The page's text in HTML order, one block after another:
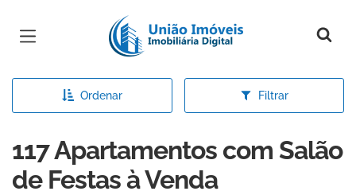
Página inicial
Ordenar Filtrar
117 Apartamentos com Salão
de Festas à Venda